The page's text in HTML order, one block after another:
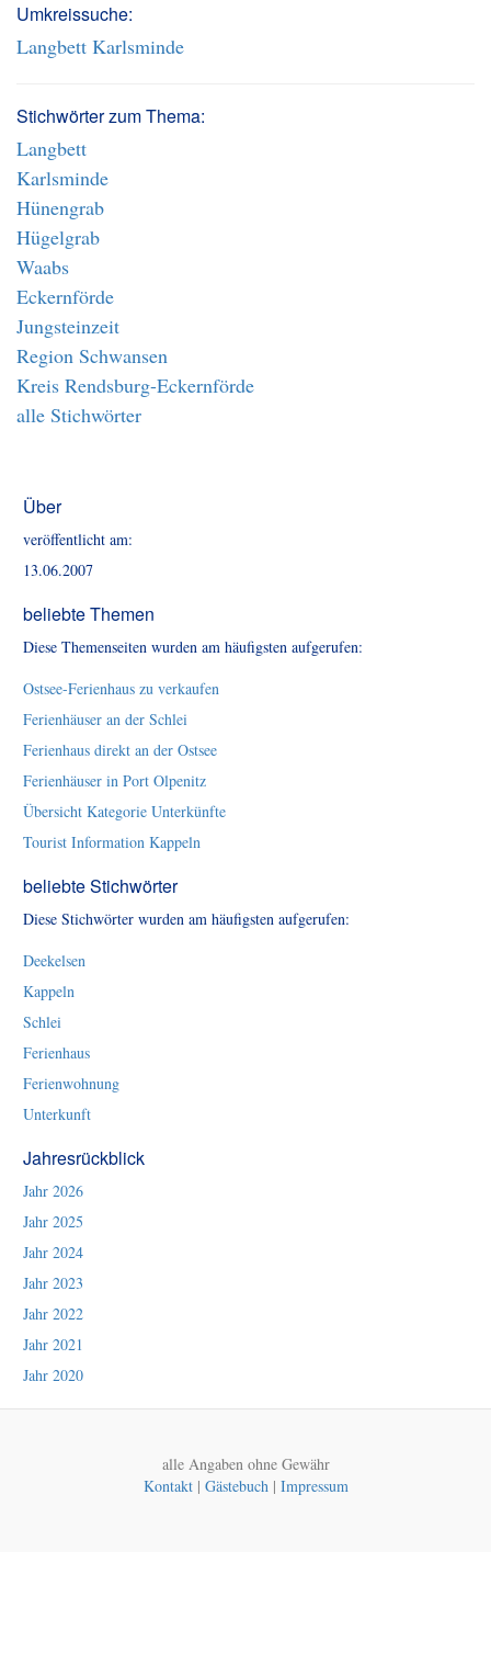
Umkreissuche:
Langbett Karlsminde
Stichwörter zum Thema:
Langbett
Karlsminde
Hünengrab
Hügelgrab
Waabs
Eckernförde
Jungsteinzeit
Region Schwansen
Kreis Rendsburg-Eckernförde
alle Stichwörter
Über
veröffentlicht am:
13.06.2007
beliebte Themen
Diese Themenseiten wurden am häufigsten aufgerufen:
Ostsee-Ferienhaus zu verkaufen
Ferienhäuser an der Schlei
Ferienhaus direkt an der Ostsee
Ferienhäuser in Port Olpenitz
Übersicht Kategorie Unterkünfte
Tourist Information Kappeln
beliebte Stichwörter
Diese Stichwörter wurden am häufigsten aufgerufen:
Deekelsen
Kappeln
Schlei
Ferienhaus
Ferienwohnung
Unterkunft
Jahresrückblick
Jahr 2026
Jahr 2025
Jahr 2024
Jahr 2023
Jahr 2022
Jahr 2021
Jahr 2020
alle Angaben ohne Gewähr
Kontakt| Gästebuch| Impressum